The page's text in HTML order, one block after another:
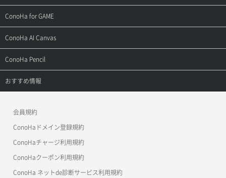
用語集
お問い合わせ
お乗り換えガイド
よくある質問
ご利用ガイド
APIドキュメントVPS2.0
APIドキュメントVPS3.0
サポートトップ
ご利用ガイド
APIドキュメントVPS2.0
APIドキュメントVPS3.0
ConoHa for GAME
サポートトップ
ご利用ガイド
ConoHa AI Canvas
サポートトップ
ご利用ガイド
ConoHa Pencil
サポートトップ
おすすめ情報
美雲このは徹底ガイド
会員規約
ConoHaドメイン登録規約
ConoHaチャージ利用規約
ConoHaクーポン利用規約
ConoHa ネットde診断サービス利用規約